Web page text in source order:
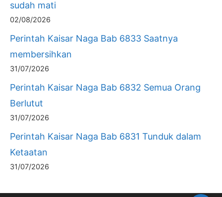
sudah mati
02/08/2026
Perintah Kaisar Naga Bab 6833 Saatnya
membersihkan
31/07/2026
Perintah Kaisar Naga Bab 6832 Semua Orang
Berlutut
31/07/2026
Perintah Kaisar Naga Bab 6831 Tunduk dalam
Ketaatan
31/07/2026